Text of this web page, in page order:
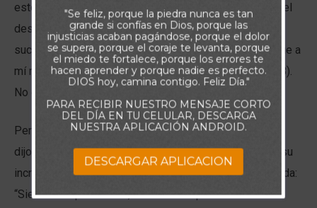
esto los hace sentirse vulnerables, así que atacan por el
deseo de mantener el control. El Señor sabía que esto
sucedería. Advirtió: “Si el mundo os aborrece, sabed que a
mí me ha aborrecido antes que a vosotros” (Juan 15:18).
No eres tú, es el pecado de ellos.
Pero también recuerda que en ningún momento Jesús
dijo: “Ódielos de vuelta”. Al contrario, debemos seguir su
increíble ejemplo de amor sacrificial y servicio. Recuerda:
“Siendo aún pecadores, Cristo murió por nosotros”
"Se feliz, porque la piedra nunca es tan
grande si confías en Dios, porque las
injusticias acaban pagándose, porque el dolor
se supera, porque el coraje te levanta, porque
el miedo te fortalece, porque los errores te
hacen aprender y porque nadie es perfecto.
DIOS hoy, camina contigo. Feliz Día."
PARA RECIBIR NUESTRO MENSAJE CORTO
DEL DÍA EN TU CELULAR, DESCARGA
NUESTRA APLICACIÓN ANDROID.
DESCARGAR APLICACION